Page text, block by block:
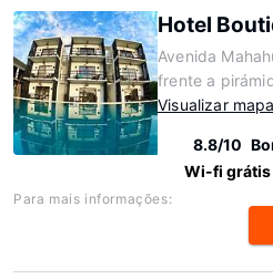
Hotel
Avenida
frente a
Visualizar mapa
8.8/10
Wi-fi grátis
Para mais informações: